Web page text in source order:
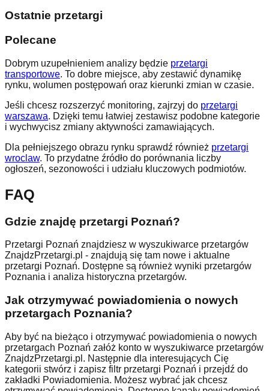
Ostatnie przetargi
Polecane
Dobrym uzupełnieniem analizy będzie przetargi
transportowe. To dobre miejsce, aby zestawić dynamikę
rynku, wolumen postępowań oraz kierunki zmian w czasie.
Jeśli chcesz rozszerzyć monitoring, zajrzyj do przetargi
warszawa. Dzięki temu łatwiej zestawisz podobne kategorie
i wychwycisz zmiany aktywności zamawiających.
Dla pełniejszego obrazu rynku sprawdź również przetargi
wroclaw. To przydatne źródło do porównania liczby
ogłoszeń, sezonowości i udziału kluczowych podmiotów.
FAQ
Gdzie znajdę przetargi Poznań?
Przetargi Poznań znajdziesz w wyszukiwarce przetargów
ZnajdzPrzetargi.pl - znajdują się tam nowe i aktualne
przetargi Poznań. Dostępne są również wyniki przetargów
Poznania i analiza historyczna przetargów.
Jak otrzymywać powiadomienia o nowych
przetargach Poznania?
Aby być na bieżąco i otrzymywać powiadomienia o nowych
przetargach Poznań załóż konto w wyszukiwarce przetargów
ZnajdzPrzetargi.pl. Następnie dla interesujących Cię
kategorii stwórz i zapisz filtr przetargi Poznań i przejdź do
zakładki Powiadomienia. Możesz wybrać jak chcesz